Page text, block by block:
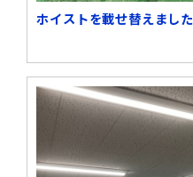
ホイストを載せ替えました